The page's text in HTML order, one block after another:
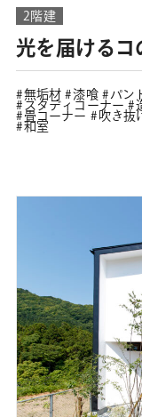
2階建
光を届けるコ
無垢材 漆喰 パン
スタディコーナー
畳コーナー
吹き抜
和室